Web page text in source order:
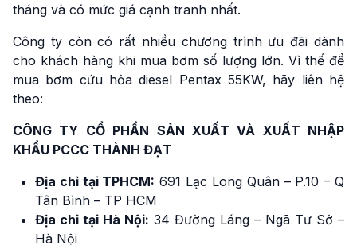
tháng và có mức giá cạnh tranh nhất.
Công ty còn có rất nhiều chương trình ưu đãi dành
cho khách hàng khi mua bơm số lượng lớn. Vì thế để
mua bơm cứu hỏa diesel Pentax 55KW, hãy liên hệ
theo:
CÔNG TY CỔ PHẦN SẢN XUẤT VÀ XUẤT NHẬP
KHẨU PCCC THÀNH ĐẠT
Địa chỉ tại TPHCM: 691 Lạc Long Quân – P.10 – Q
Tân Bình – TP HCM
Địa chỉ tại Hà Nội: 34 Đường Láng – Ngã Tư Sở –
Hà Nội